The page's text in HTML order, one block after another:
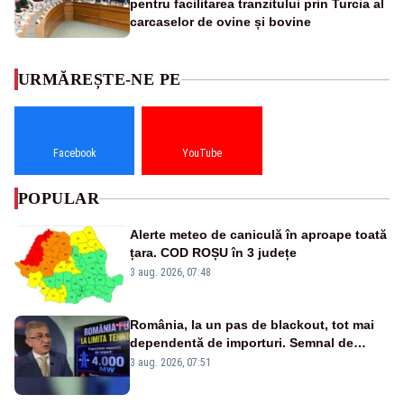
pentru facilitarea tranzitului prin Turcia al
carcaselor de ovine și bovine
URMĂREȘTE-NE PE
Facebook YouTube
POPULAR
Alerte meteo de caniculă în aproape toată
țara. COD ROȘU în 3 județe
3 aug. 2026, 07:48
România, la un pas de blackout, tot mai
dependentă de importuri. Semnal de
alarmă tras de un expert în energie
3 aug. 2026, 07:51